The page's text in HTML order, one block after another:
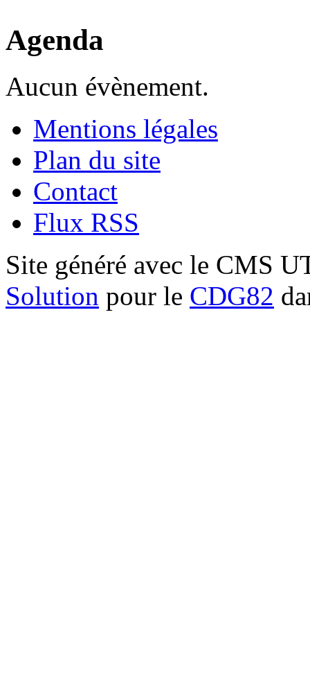
Agenda
Aucun évènement.
Mentions légales
Plan du site
Contact
Flux RSS
Site généré avec le CMS
Solution pour le CDG82